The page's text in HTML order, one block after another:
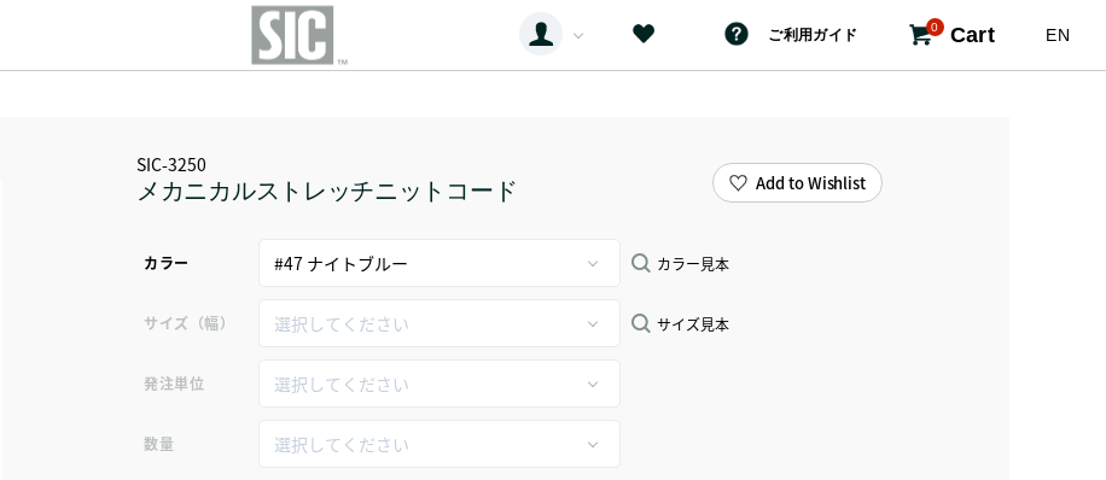
ご利用ガイド 0 Cart EN
SIC-3250
メカニカルストレッチニットコード
カラー カラー見本
サイズ（幅） サイズ見本
発注単位
数量
Add to Wishlist